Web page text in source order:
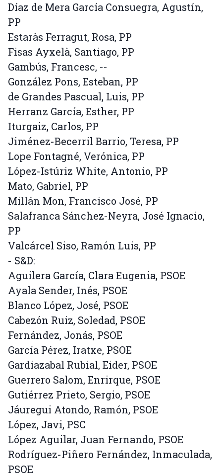
Díaz de Mera García Consuegra, Agustín,
PP
Estaràs Ferragut, Rosa, PP
Fisas Ayxelà, Santiago, PP
Gambús, Francesc, --
González Pons, Esteban, PP
de Grandes Pascual, Luis, PP
Herranz García, Esther, PP
Iturgaiz, Carlos, PP
Jiménez-Becerril Barrio, Teresa, PP
Lope Fontagné, Verónica, PP
López-Istúriz White, Antonio, PP
Mato, Gabriel, PP
Millán Mon, Francisco José, PP
Salafranca Sánchez-Neyra, José Ignacio,
PP
Valcárcel Siso, Ramón Luis, PP
- S&D:
Aguilera García, Clara Eugenia, PSOE
Ayala Sender, Inés, PSOE
Blanco López, José, PSOE
Cabezón Ruiz, Soledad, PSOE
Fernández, Jonás, PSOE
García Pérez, Iratxe, PSOE
Gardiazabal Rubial, Eider, PSOE
Guerrero Salom, Enrirque, PSOE
Gutiérrez Prieto, Sergio, PSOE
Jáuregui Atondo, Ramón, PSOE
López, Javi, PSC
López Aguilar, Juan Fernando, PSOE
Rodríguez-Piñero Fernández, Inmaculada,
PSOE